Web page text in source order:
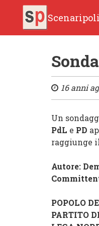
16 anni
Un
PdL e PD
raggiunge
Autore:
POPOLO
PARTITO